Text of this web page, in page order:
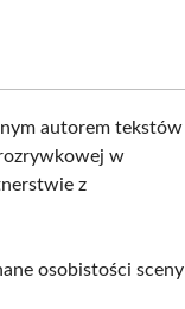
autorem tekstów
w
z
osobistości sceny